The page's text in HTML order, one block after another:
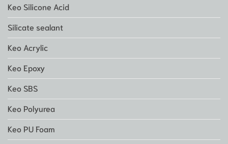
Keo Silicone Acid
Silicate sealant
Keo Acrylic
Keo Epoxy
Keo SBS
Keo Polyurea
Keo PU Foam